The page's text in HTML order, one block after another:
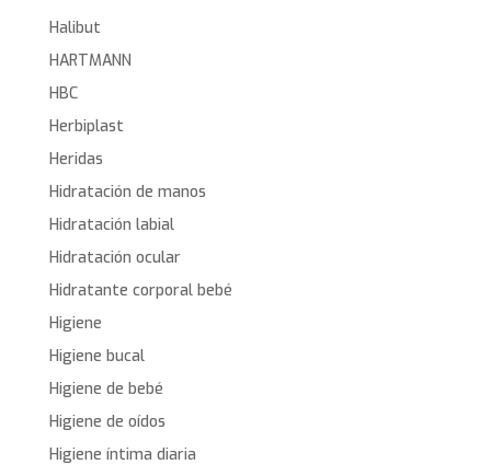
Halibut
HARTMANN
HBC
Herbiplast
Heridas
Hidratación de manos
Hidratación labial
Hidratación ocular
Hidratante corporal bebé
Higiene
Higiene bucal
Higiene de bebé
Higiene de oídos
Higiene íntima diaria